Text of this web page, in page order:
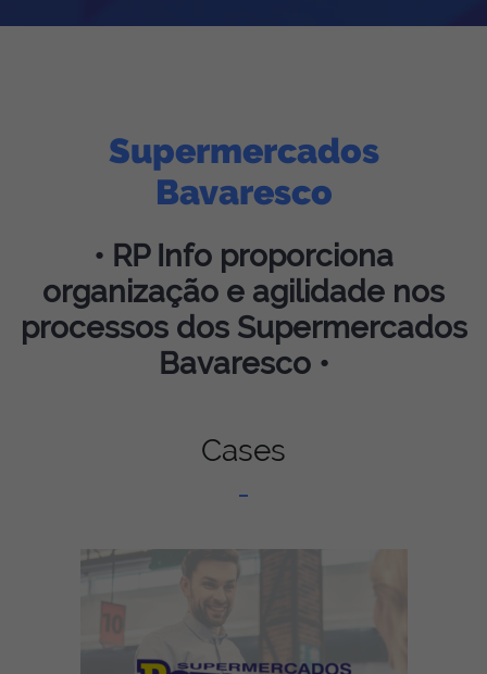
Supermercados
Bavaresco
• RP Info proporciona
organização e agilidade nos
processos dos Supermercados
Bavaresco •
Cases